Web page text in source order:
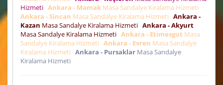
Hizmeti Ankara - Mamak Masa Sandalye Kiralama Hizmeti
Ankara - Sincan Masa Sandalye Kiralama Hizmeti Ankara -
Kazan Masa Sandalye Kiralama Hizmeti Ankara - Akyurt
Masa Sandalye Kiralama Hizmeti Ankara - Etimesgut Masa
Sandalye Kiralama Hizmeti Ankara - Evren Masa Sandalye
Kiralama Hizmeti Ankara - Pursaklar Masa Sandalye
Kiralama Hizmeti